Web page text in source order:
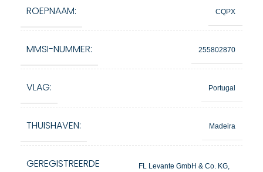
ROEPNAAM: CQPX
MMSI-NUMMER: 255802870
VLAG: Portugal
THUISHAVEN: Madeira
GEREGISTREERDE
FL Levante GmbH & Co. KG,